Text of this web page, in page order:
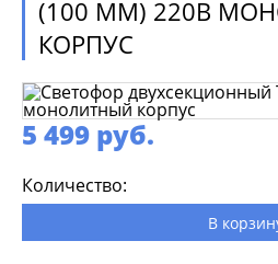
(100 ММ) 220В
КОРПУС
5 499 руб.
Количество:
В